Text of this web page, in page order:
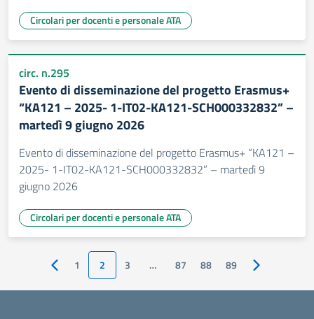
Circolari per docenti e personale ATA
circ. n.295
Evento di disseminazione del progetto Erasmus+
“KA121 – 2025- 1-IT02-KA121-SCH000332832” –
martedì 9 giugno 2026
Evento di disseminazione del progetto Erasmus+ “KA121 –
2025- 1-IT02-KA121-SCH000332832” – martedì 9
giugno 2026
Circolari per docenti e personale ATA
Pagina precedente
1 2 3 … 87 88 89 Pagina